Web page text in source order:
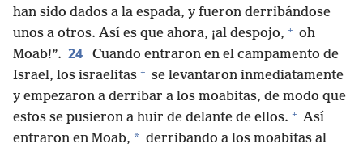
han sido dados a la espada, y fueron derribándose
unos a otros. Así es que ahora, ¡al despojo, + oh
Moab!”. 24
Cuando entraron en el campamento de
Israel, los israelitas + se levantaron inmediatamente
y empezaron a derribar a los moabitas, de modo que
estos se pusieron a huir de delante de ellos. + Así
entraron en Moab, * derribando a los moabitas al